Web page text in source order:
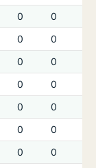
0
0
0
0
0
0
0
0
0
0
0
0
0 0